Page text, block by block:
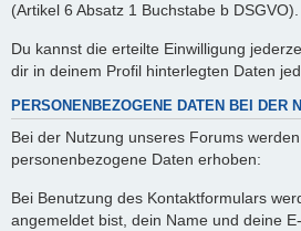
(Artikel 6 Absatz 1 Buchstabe b DSGVO).
Du kannst die erteilte Einwilligung
dir in deinem Profil hinterlegten Daten
PERSONENBEZOGENE DATEN BEI DER
Bei der Nutzung unseres Forums
personenbezogene Daten erhoben:
Bei Benutzung des Kontaktformulars
angemeldet bist, dein Name und deine